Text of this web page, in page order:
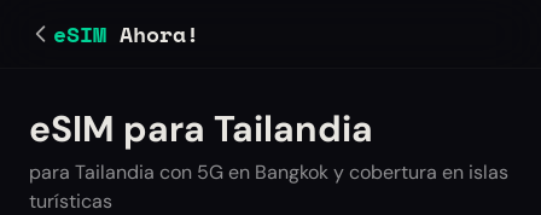
eSIM Ahora!
eSIM para Tailandia
para Tailandia con 5G en Bangkok y cobertura en islas
turísticas